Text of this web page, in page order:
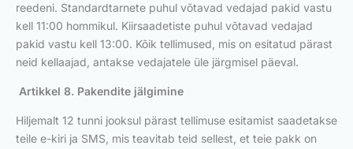
reedeni. Standardtarnete puhul võtavad vedajad pakid vastu
kell 11:00 hommikul. Kiirsaadetiste puhul võtavad vedajad
pakid vastu kell 13:00. Kõik tellimused, mis on esitatud pärast
neid kellaajad, antakse vedajatele üle järgmisel päeval.
Artikkel 8. Pakendite jälgimine
Hiljemalt 12 tunni jooksul pärast tellimuse esitamist saadetakse
teile e-kiri ja SMS, mis teavitab teid sellest, et teie pakk on